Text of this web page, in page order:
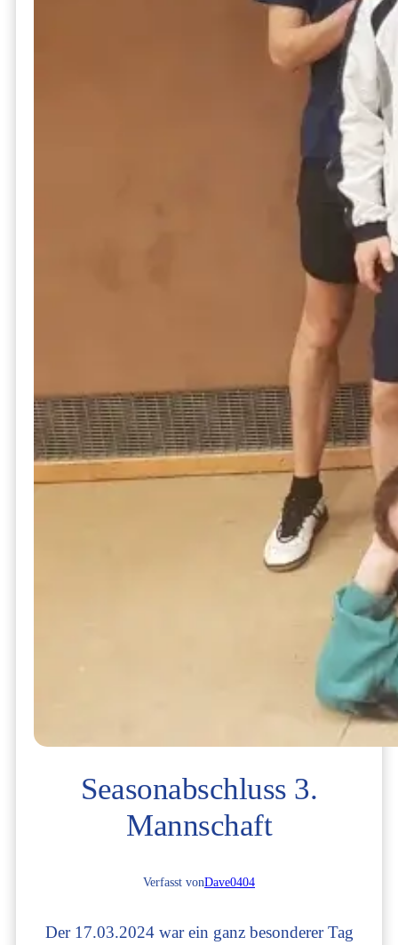
Sea­son­ab­schluss 3.
Mannschaft
Verfasst vonDave0404
Der 17.03.2024 war ein ganz beson­de­rer Tag